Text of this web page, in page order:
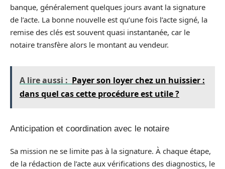
banque, généralement quelques jours avant la signature
de l’acte. La bonne nouvelle est qu’une fois l’acte signé, la
remise des clés est souvent quasi instantanée, car le
notaire transfère alors le montant au vendeur.
A lire aussi : Payer son loyer chez un huissier :
dans quel cas cette procédure est utile ?
Anticipation et coordination avec le notaire
Sa mission ne se limite pas à la signature. À chaque étape,
de la rédaction de l’acte aux vérifications des diagnostics, le